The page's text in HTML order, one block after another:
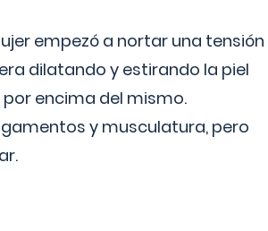
empezó a nortar una tensión
dilatando y estirando la piel
encima del mismo.
y musculatura, pero